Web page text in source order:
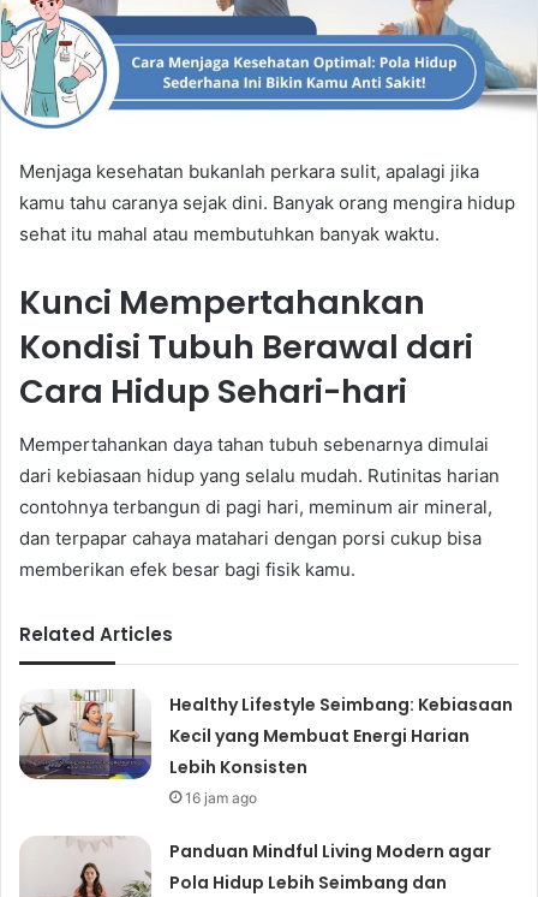
Menjaga kesehatan bukanlah perkara sulit, apalagi jika
kamu tahu caranya sejak dini. Banyak orang mengira hidup
sehat itu mahal atau membutuhkan banyak waktu.
Kunci Mempertahankan
Kondisi Tubuh Berawal dari
Cara Hidup Sehari-hari
Mempertahankan daya tahan tubuh sebenarnya dimulai
dari kebiasaan hidup yang selalu mudah. Rutinitas harian
contohnya terbangun di pagi hari, meminum air mineral,
dan terpapar cahaya matahari dengan porsi cukup bisa
memberikan efek besar bagi fisik kamu.
Related Articles
Healthy Lifestyle Seimbang: Kebiasaan
Kecil yang Membuat Energi Harian
Lebih Konsisten
16 jam ago
Panduan Mindful Living Modern agar
Pola Hidup Lebih Seimbang dan